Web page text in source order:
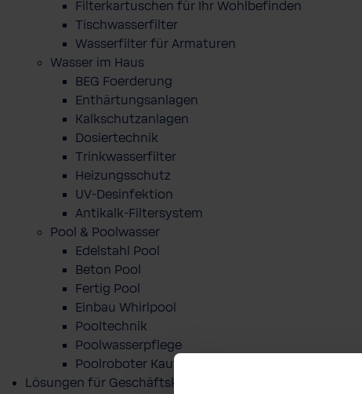
Filterkartuschen für Ihr Wohlbefinden
Tischwasserfilter
Wasserfilter für Armaturen
Wasser im Haus
BEG Foerderung
Enthärtungsanlagen
Kalkschutzanlagen
Dosiertechnik
Trinkwasserfilter
Heizungsschutz
UV-Desinfektion
Antikalk-Filtersystem
Pool & Poolwasser
Edelstahl Pool
Beton Pool
Fertig Pool
Einbau Whirlpool
Pooltechnik
Poolwasserpflege
Poolroboter Kaufberatung und Tipps
Lösungen für Geschäftskunden